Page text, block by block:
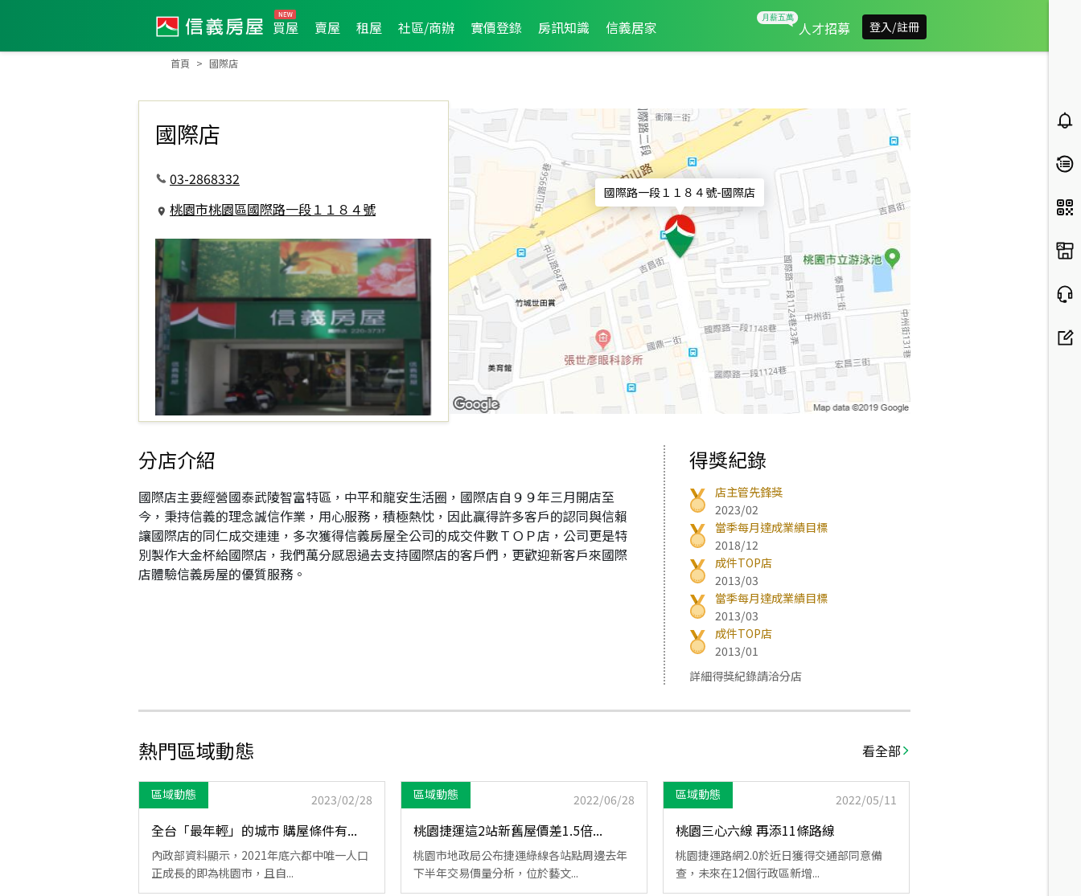
買屋 賣屋 租屋 社區/商辦 實價登錄 房訊知識 信義居家 人才招募 登入/註冊
首頁 國際店
國際店
03-2868332
桃園市桃園區國際路一段１１８４號
國際路一段１１８４號-國際店
分店介紹
國際店主要經營國泰武陵智富特區，中平和龍安生活圈，國際店自９９年三月開店至
今，秉持信義的理念誠信作業，用心服務，積極熱忱，因此贏得許多客戶的認同與信賴
讓國際店的同仁成交連連，多次獲得信義房屋全公司的成交件數ＴＯＰ店，公司更是特
別製作大金杯給國際店，我們萬分感恩過去支持國際店的客戶們，更歡迎新客戶來國際
店體驗信義房屋的優質服務。
得獎紀錄
店主管先鋒獎
2023/02
當季每月達成業績目標
2018/12
成件TOP店
2013/03
當季每月達成業績目標
2013/03
成件TOP店
2013/01
詳細得獎紀錄請洽分店
熱門區域動態 看全部
區域動態 2023/02/28
全台「最年輕」的城市 購屋條件有...
內政部資料顯示，2021年底六都中唯一人口
正成長的即為桃園市，且自...
區域動態 2022/06/28
桃園捷運這2站新舊屋價差1.5倍...
桃園市地政局公布捷運綠線各站點周邊去年
下半年交易價量分析，位於藝文...
區域動態 2022/05/11
桃園三心六線 再添11條路線
桃園捷運路網2.0於近日獲得交通部同意備
查，未來在12個行政區新增...